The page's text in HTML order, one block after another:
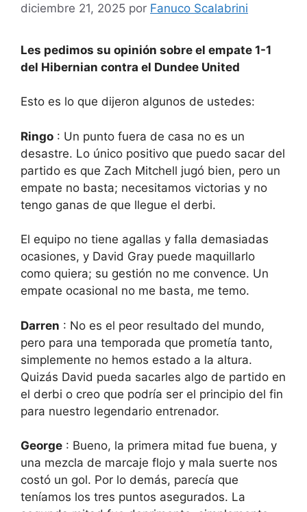
diciembre 21, 2025 por Fanuco Scalabrini
Les pedimos su opinión sobre el empate 1-1
del Hibernian contra el Dundee United
Esto es lo que dijeron algunos de ustedes:
Ringo : Un punto fuera de casa no es un
desastre. Lo único positivo que puedo sacar del
partido es que Zach Mitchell jugó bien, pero un
empate no basta; necesitamos victorias y no
tengo ganas de que llegue el derbi.
El equipo no tiene agallas y falla demasiadas
ocasiones, y David Gray puede maquillarlo
como quiera; su gestión no me convence. Un
empate ocasional no me basta, me temo.
Darren : No es el peor resultado del mundo,
pero para una temporada que prometía tanto,
simplemente no hemos estado a la altura.
Quizás David pueda sacarles algo de partido en
el derbi o creo que podría ser el principio del fin
para nuestro legendario entrenador.
George : Bueno, la primera mitad fue buena, y
una mezcla de marcaje flojo y mala suerte nos
costó un gol. Por lo demás, parecía que
teníamos los tres puntos asegurados. La